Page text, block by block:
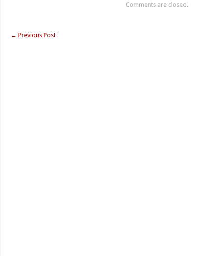
Comments are closed.
← Previous Post